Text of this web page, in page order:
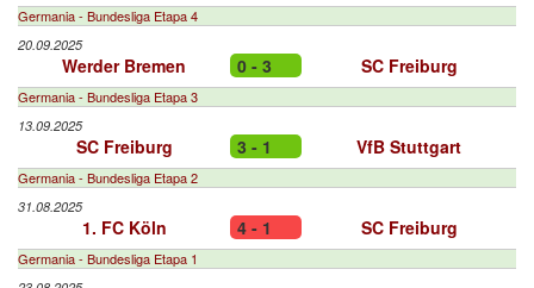
Germania - Bundesliga Etapa 4
20.09.2025
Werder Bremen 0 - 3 SC Freiburg
Germania - Bundesliga Etapa 3
13.09.2025
SC Freiburg 3 - 1 VfB Stuttgart
Germania - Bundesliga Etapa 2
31.08.2025
1. FC Köln 4 - 1 SC Freiburg
Germania - Bundesliga Etapa 1